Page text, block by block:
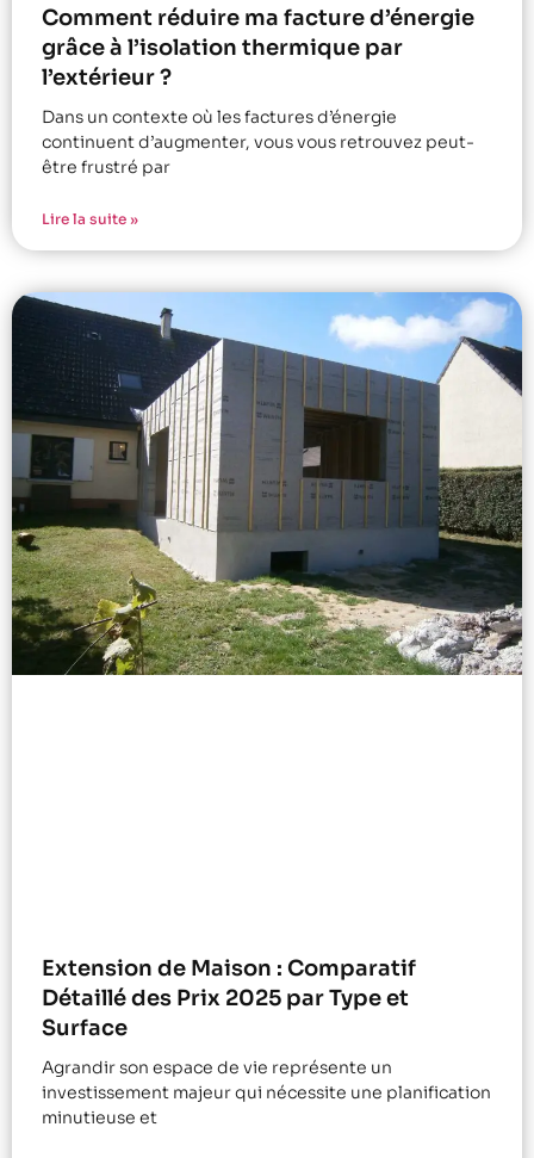
Comment réduire ma facture d’énergie
grâce à l’isolation thermique par
l’extérieur ?
Dans un contexte où les factures d’énergie
continuent d’augmenter, vous vous retrouvez peut-
être frustré par
Lire la suite »
Extension de Maison : Comparatif
Détaillé des Prix 2025 par Type et
Surface
Agrandir son espace de vie représente un
investissement majeur qui nécessite une planification
minutieuse et